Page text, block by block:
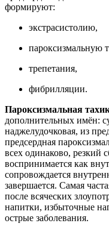
формируют:
экстрасистолию,
пароксизмальную
трепетания,
фибрилляции.
Пароксизмальная
дополнительных имён:
наджелудочковая, из
предсердная
всех одинаково, резкий
воспринимается как
сопровождается
завершается. Самая
после всяческих
напитки, избыточные
острые заболевания.